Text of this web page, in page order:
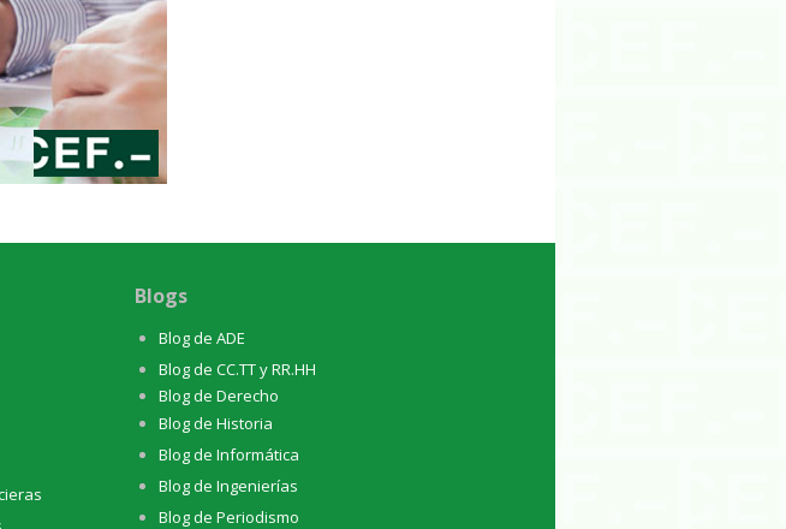
Blogs
Blog de ADE
Blog de CC.TT y RR.HH
Blog de Derecho
Blog de Historia
Blog de Informática
Blog de Ingenierías
Blog de Periodismo